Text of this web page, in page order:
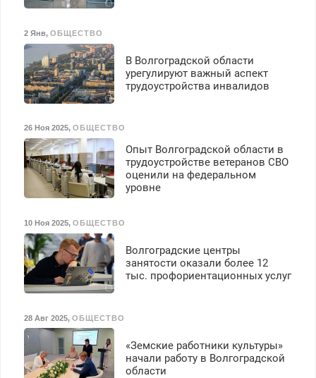
2 Янв, ОБЩЕСТВО
В Волгоградской области
урегулируют важный аспект
трудоустройства инвалидов
26 Ноя 2025, ОБЩЕСТВО
Опыт Волгоградской области в
трудоустройстве ветеранов СВО
оценили на федеральном
уровне
10 Ноя 2025, ОБЩЕСТВО
Волгоградские центры
занятости оказали более 12
тыс. профориентационных услуг
28 Авг 2025, ОБЩЕСТВО
«Земские работники культуры»
начали работу в Волгоградской
области